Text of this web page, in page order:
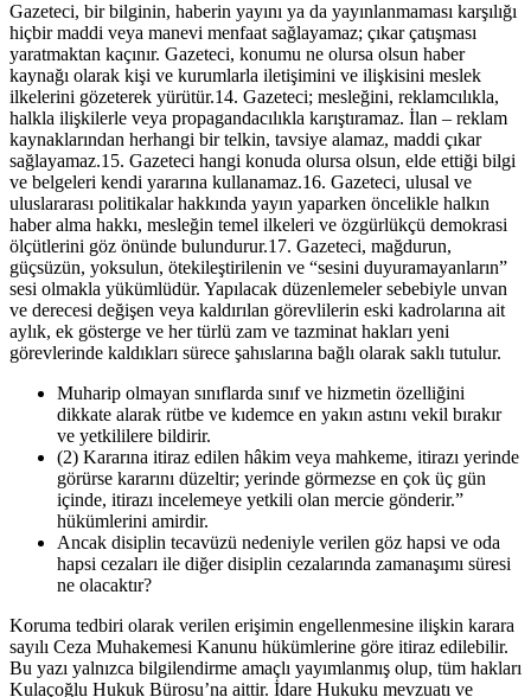
Gazeteci, bir bilginin, haberin yayını ya da yayınlanmaması karşılığı
hiçbir maddi veya manevi menfaat sağlayamaz; çıkar çatışması
yaratmaktan kaçınır. Gazeteci, konumu ne olursa olsun haber
kaynağı olarak kişi ve kurumlarla iletişimini ve ilişkisini meslek
ilkelerini gözeterek yürütür.14. Gazeteci; mesleğini, reklamcılıkla,
halkla ilişkilerle veya propagandacılıkla karıştıramaz. İlan – reklam
kaynaklarından herhangi bir telkin, tavsiye alamaz, maddi çıkar
sağlayamaz.15. Gazeteci hangi konuda olursa olsun, elde ettiği bilgi
ve belgeleri kendi yararına kullanamaz.16. Gazeteci, ulusal ve
uluslararası politikalar hakkında yayın yaparken öncelikle halkın
haber alma hakkı, mesleğin temel ilkeleri ve özgürlükçü demokrasi
ölçütlerini göz önünde bulundurur.17. Gazeteci, mağdurun,
güçsüzün, yoksulun, ötekileştirilenin ve “sesini duyuramayanların”
sesi olmakla yükümlüdür. Yapılacak düzenlemeler sebebiyle unvan
ve derecesi değişen veya kaldırılan görevlilerin eski kadrolarına ait
aylık, ek gösterge ve her türlü zam ve tazminat hakları yeni
görevlerinde kaldıkları sürece şahıslarına bağlı olarak saklı tutulur.
Muharip olmayan sınıflarda sınıf ve hizmetin özelliğini
dikkate alarak rütbe ve kıdemce en yakın astını vekil bırakır
ve yetkililere bildirir.
(2) Kararına itiraz edilen hâkim veya mahkeme, itirazı yerinde
görürse kararını düzeltir; yerinde görmezse en çok üç gün
içinde, itirazı incelemeye yetkili olan mercie gönderir.”
hükümlerini amirdir.
Ancak disiplin tecavüzü nedeniyle verilen göz hapsi ve oda
hapsi cezaları ile diğer disiplin cezalarında zamanaşımı süresi
ne olacaktır?
Koruma tedbiri olarak verilen erişimin engellenmesine ilişkin karara
sayılı Ceza Muhakemesi Kanunu hükümlerine göre itiraz edilebilir.
Bu yazı yalnızca bilgilendirme amaçlı yayımlanmış olup, tüm hakları
Kulaçoğlu Hukuk Bürosu’na aittir. İdare Hukuku mevzuatı ve